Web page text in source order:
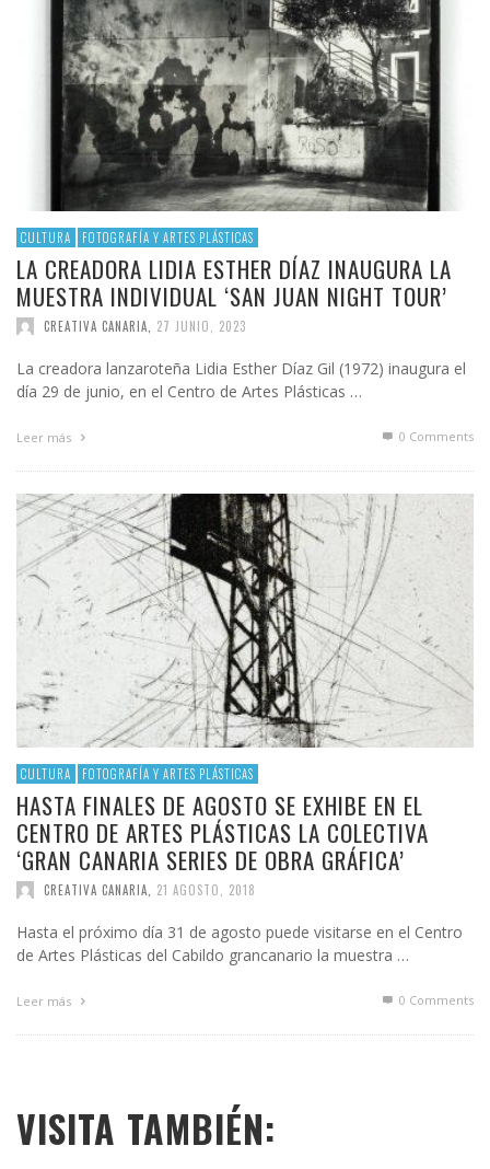
CULTURA FOTOGRAFÍA Y ARTES PLÁSTICAS
LA CREADORA LIDIA ESTHER DÍAZ INAUGURA LA
MUESTRA INDIVIDUAL ‘SAN JUAN NIGHT TOUR’
CREATIVA CANARIA 27 JUNIO, 2023
La creadora lanzaroteña Lidia Esther Díaz Gil (1972) inaugura el
día 29 de junio, en el Centro de Artes Plásticas …
Leer más 0 Comments
CULTURA FOTOGRAFÍA Y ARTES PLÁSTICAS
HASTA FINALES DE AGOSTO SE EXHIBE EN EL
CENTRO DE ARTES PLÁSTICAS LA COLECTIVA
‘GRAN CANARIA SERIES DE OBRA GRÁFICA’
CREATIVA CANARIA 21 AGOSTO, 2018
Hasta el próximo día 31 de agosto puede visitarse en el Centro
de Artes Plásticas del Cabildo grancanario la muestra …
Leer más 0 Comments
VISITA TAMBIÉN: